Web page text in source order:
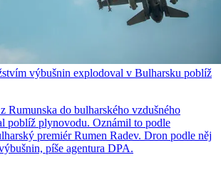
výbušnin explodoval v Bulharsku poblíž
Rumunska do bulharského vzdušného
poblíž plynovodu. Oznámil to podle
premiér Rumen Radev. Dron podle něj
píše agentura DPA.